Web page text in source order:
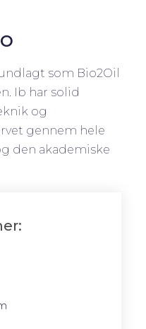
som Bio2Oil
Ib har solid
og
gennem hele
den akademiske